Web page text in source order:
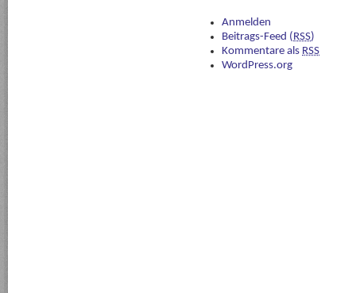
Anmelden
Beitrags-Feed ( RSS)
Kommentare als RSS
WordPress.org